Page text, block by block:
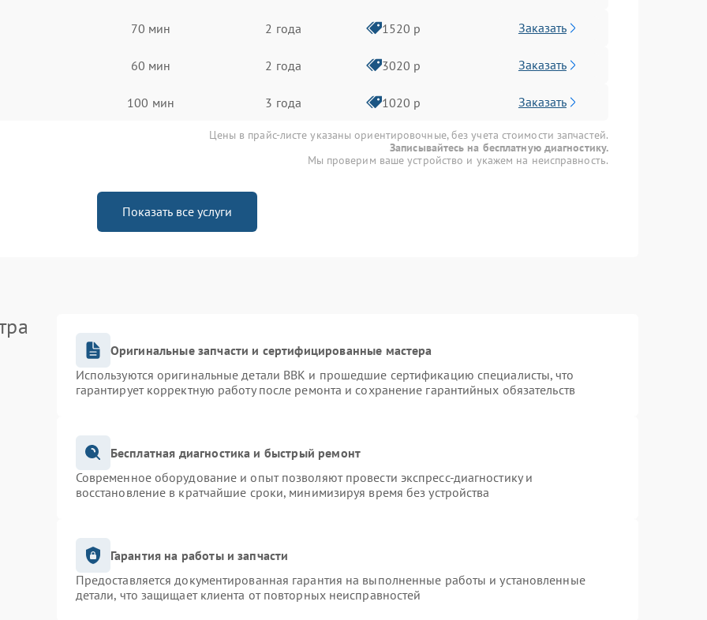
70 мин 2 года 1520 р Заказать
60 мин 2 года 3020 р Заказать
100 мин 3 года 1020 р Заказать
Цены в прайс-листе указаны ориентировочные, без учета стоимости запчастей.
Записывайтесь на бесплатную диагностику.
Мы проверим ваше устройство и укажем на неисправность.
Показать все услуги
Оригинальные запчасти и сертифицированные мастера
Используются оригинальные детали BBK и прошедшие сертификацию специалисты, что
гарантирует корректную работу после ремонта и сохранение гарантийных обязательств
Бесплатная диагностика и быстрый ремонт
Современное оборудование и опыт позволяют провести экспресс-диагностику и
восстановление в кратчайшие сроки, минимизируя время без устройства
Гарантия на работы и запчасти
Предоставляется документированная гарантия на выполненные работы и установленные
детали, что защищает клиента от повторных неисправностей